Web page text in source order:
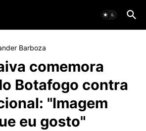
Barboza
comemora
Botafogo contra
"Imagem
eu gosto"